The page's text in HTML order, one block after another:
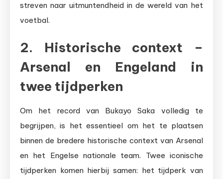
streven naar uitmuntendheid in de wereld van het
voetbal.
2. Historische context –
Arsenal en Engeland in
twee tijdperken
Om het record van Bukayo Saka volledig te
begrijpen, is het essentieel om het te plaatsen
binnen de bredere historische context van Arsenal
en het Engelse nationale team. Twee iconische
tijdperken komen hierbij samen: het tijdperk van